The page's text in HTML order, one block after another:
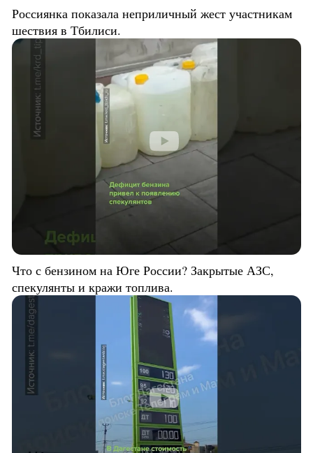
Россиянка показала неприличный жест участникам
шествия в Тбилиси.
Что с бензином на Юге России? Закрытые АЗС,
спекулянты и кражи топлива.